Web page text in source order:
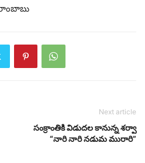
Next article
సంక్రాంతికి విడుదల కానున్న శర్వా
“నారి నారి నడుమ మురారి”